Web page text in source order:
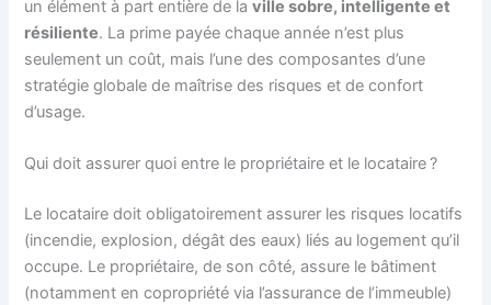
un élément à part entière de laville sobre, intelligente et
résiliente. La prime payée chaque année n’est plus
seulement un coût, mais l’une des composantes d’une
stratégie globale de maîtrise des risques et de confort
d’usage.
Qui doit assurer quoi entre le propriétaire et le locataire ?
Le locataire doit obligatoirement assurer les risques locatifs
(incendie, explosion, dégât des eaux) liés au logement qu’il
occupe. Le propriétaire, de son côté, assure le bâtiment
(notamment en copropriété via l’assurance de l’immeuble)